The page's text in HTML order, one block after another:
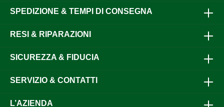
SPEDIZIONE & TEMPI DI CONSEGNA
RESI & RIPARAZIONI
SICUREZZA & FIDUCIA
SERVIZIO & CONTATTI
L’AZIENDA